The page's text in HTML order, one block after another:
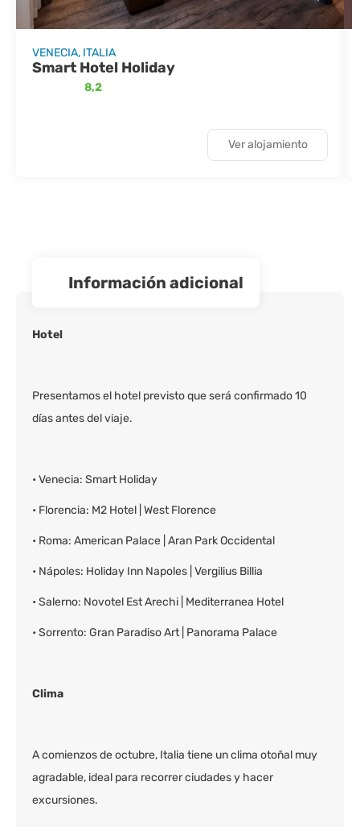
VENECIA, ITALIA
Smart Hotel Holiday
8,2
Ver alojamiento
información adicional
Hotel
Presentamos el hotel previsto que será confirmado 10
días antes del viaje.
• Venecia: Smart Holiday
• Florencia: M2 Hotel | West Florence
• Roma: American Palace | Aran Park Occidental
• Nápoles: Holiday Inn Napoles | Vergilius Billia
• Salerno: Novotel Est Arechi | Mediterranea Hotel
• Sorrento: Gran Paradiso Art | Panorama Palace
Clima
A comienzos de octubre, Italia tiene un clima otoñal muy
agradable, ideal para recorrer ciudades y hacer
excursiones.